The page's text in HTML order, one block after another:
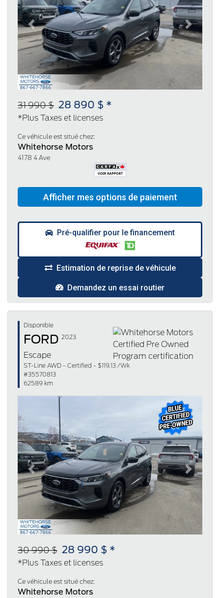
Previous Next
31 990 $ 28 890 $ *
*Plus Taxes et licenses
Ce véhicule est situé chez:
Whitehorse Motors
4178 4 Ave
Pré-qualifier pour le financement
Estimation de reprise de véhicule
Demandez un essai routier
Disponible
FORD 2023
Escape
ST-Line AWD - Certified - $119.13 /Wk
#35570813
62589 km
Previous Next
30 990 $ 28 990 $ *
*Plus Taxes et licenses
Ce véhicule est situé chez:
Whitehorse Motors